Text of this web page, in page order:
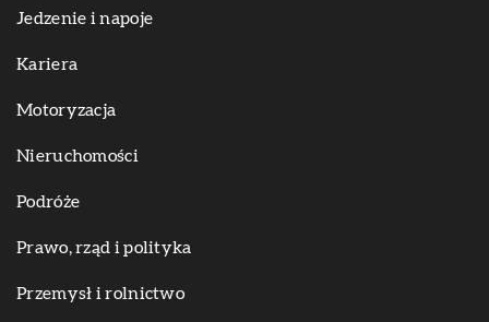
Jedzenie i napoje
Kariera
Motoryzacja
Nieruchomości
Podróże
Prawo, rząd i polityka
Przemysł i rolnictwo